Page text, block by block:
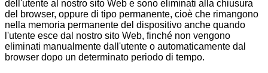
dell'utente al nostro sito Web e sono eliminati alla chiusura
del browser, oppure di tipo permanente, cioè che rimangono
nella memoria permanente del dispositivo anche quando
l'utente esce dal nostro sito Web, finché non vengono
eliminati manualmente dall'utente o automaticamente dal
browser dopo un determinato periodo di tempo.